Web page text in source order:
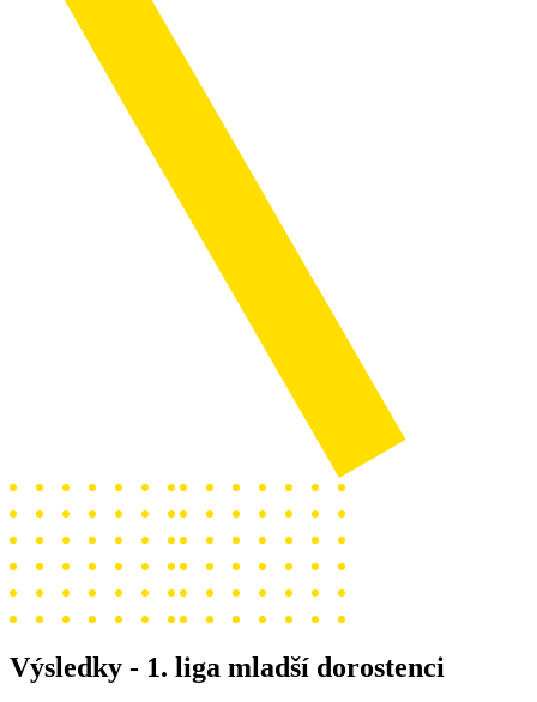
Výsledky - 1. liga mladší dorostenci